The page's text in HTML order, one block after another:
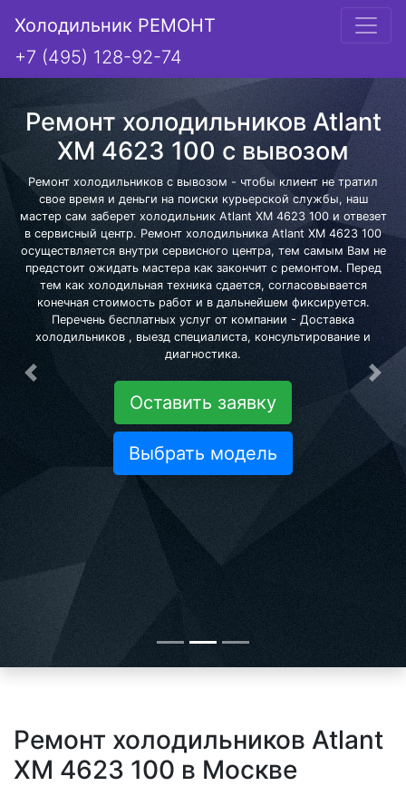
Холодильник РЕМОНТ
+7 (495) 128-92-74
Ремонт холодильников Atlant
XM 4623 100 с вывозом
Ремонт холодильников с вывозом - чтобы клиент не тратил
свое время и деньги на поиски курьерской службы, наш
мастер сам заберет холодильник Atlant XM 4623 100 и отвезет
в сервисный центр. Ремонт холодильника Atlant XM 4623 100
осуществляется внутри сервисного центра, тем самым Вам не
предстоит ожидать мастера как закончит с ремонтом. Перед
тем как холодильная техника сдается, согласовывается
конечная стоимость работ и в дальнейшем фиксируется.
Перечень бесплатных услуг от компании - Доставка
холодильников , выезд специалиста, консультирование и
диагностика.
Оставить заявку
Выбрать модель
Предыдущая
Ремонт холодильников Atlant
XM 4623 100 в Москве